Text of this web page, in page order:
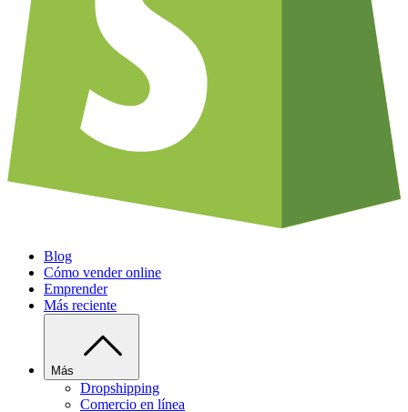
Blog
Cómo vender online
Emprender
Más reciente
Más
Dropshipping
Comercio en línea